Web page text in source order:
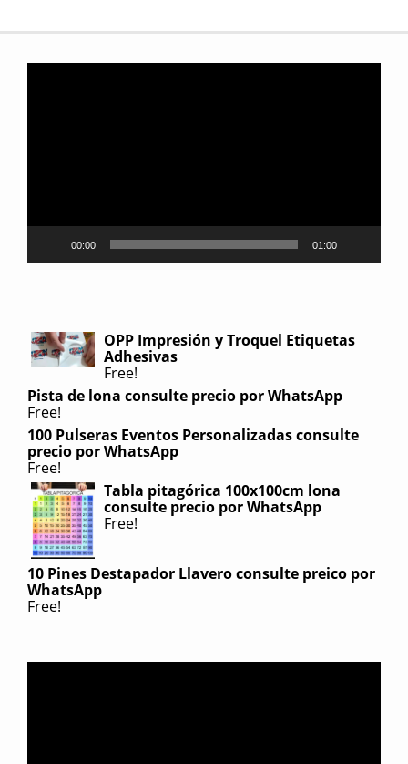
00:00 01:00
OPP Impresión y Troquel Etiquetas
Adhesivas
Free!
Pista de lona consulte precio por WhatsApp
Free!
100 Pulseras Eventos Personalizadas consulte
precio por WhatsApp
Free!
Tabla pitagórica 100x100cm lona
consulte precio por WhatsApp
Free!
10 Pines Destapador Llavero consulte preico por
WhatsApp
Free!